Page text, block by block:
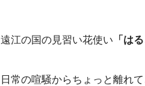
遠江の国の見習い花使い 「は
日常の喧騒からちょっと離れ